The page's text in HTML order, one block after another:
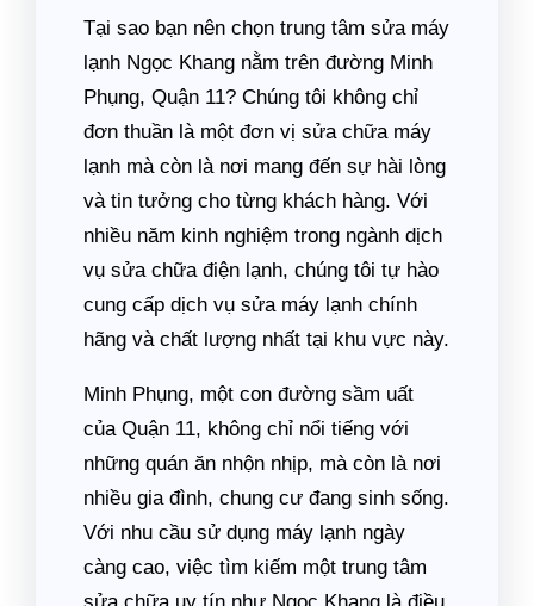
Tại sao bạn nên chọn trung tâm sửa máy
lạnh Ngọc Khang nằm trên đường Minh
Phụng, Quận 11? Chúng tôi không chỉ
đơn thuần là một đơn vị sửa chữa máy
lạnh mà còn là nơi mang đến sự hài lòng
và tin tưởng cho từng khách hàng. Với
nhiều năm kinh nghiệm trong ngành dịch
vụ sửa chữa điện lạnh, chúng tôi tự hào
cung cấp dịch vụ sửa máy lạnh chính
hãng và chất lượng nhất tại khu vực này.
Minh Phụng, một con đường sầm uất
của Quận 11, không chỉ nổi tiếng với
những quán ăn nhộn nhịp, mà còn là nơi
nhiều gia đình, chung cư đang sinh sống.
Với nhu cầu sử dụng máy lạnh ngày
càng cao, việc tìm kiếm một trung tâm